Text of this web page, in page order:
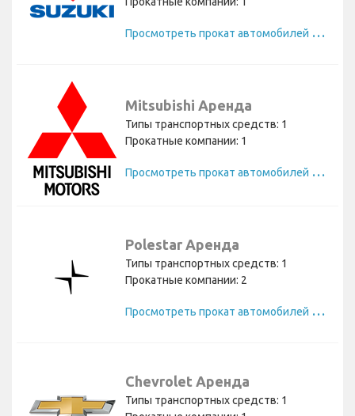
П
росмотреть прокат автомобилей Suzuki
Mitsubishi Аренда
Типы транспортных средств: 1
Прокатные компании: 1
П
росмотреть прокат автомобилей Mitsubishi
Polestar Аренда
Типы транспортных средств: 1
Прокатные компании: 2
П
росмотреть прокат автомобилей Polestar
Chevrolet Аренда
Типы транспортных средств: 1